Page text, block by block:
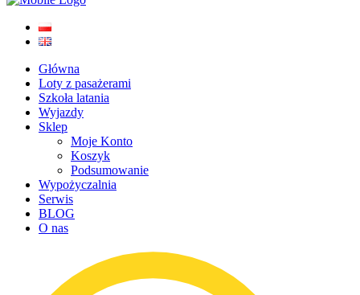
Główna
Loty z pasażerami
Szkoła latania
Wyjazdy
Sklep
Moje Konto
Koszyk
Podsumowanie
Wypożyczalnia
Serwis
BLOG
O nas